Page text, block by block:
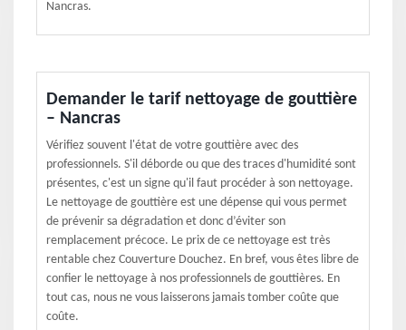
Nancras.
Demander le tarif nettoyage de gouttière
– Nancras
Vérifiez souvent l'état de votre gouttière avec des
professionnels. S'il déborde ou que des traces d'humidité sont
présentes, c'est un signe qu'il faut procéder à son nettoyage.
Le nettoyage de gouttière est une dépense qui vous permet
de prévenir sa dégradation et donc d’éviter son
remplacement précoce. Le prix de ce nettoyage est très
rentable chez Couverture Douchez. En bref, vous êtes libre de
confier le nettoyage à nos professionnels de gouttières. En
tout cas, nous ne vous laisserons jamais tomber coûte que
coûte.